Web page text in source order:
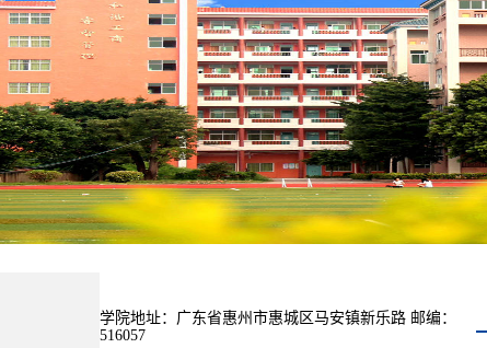
学院地址：广东省惠州市惠城区马安镇新乐路 邮编：
516057